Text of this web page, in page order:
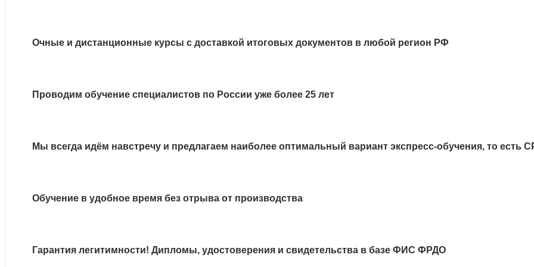
Очные и дистанционные курсы с доставкой итоговых документов в любой регион РФ
Проводим обучение специалистов по России уже более 25 лет
Мы всегда идём навстречу и предлагаем наиболее оптимальный вариант экспресс-обучения, то есть
Обучение в удобное время без отрыва от производства
Гарантия легитимности! Дипломы, удостоверения и свидетельства в базе ФИС ФРДО